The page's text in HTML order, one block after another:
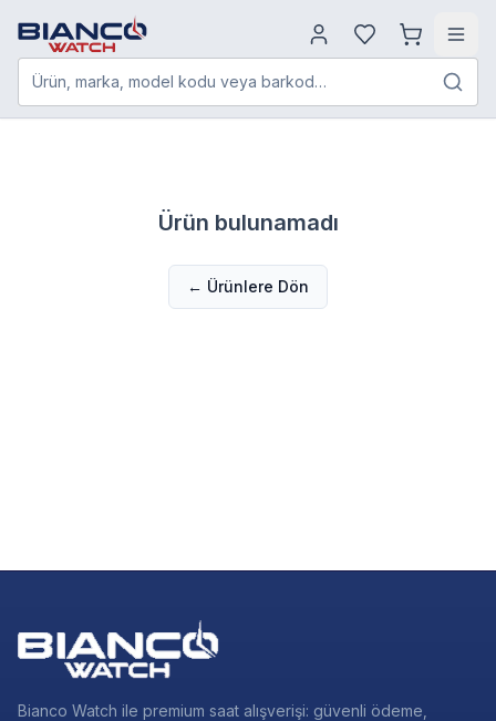
Ürün, marka, model kodu veya barkod…
Ürün bulunamadı
← Ürünlere Dön
Bianco Watch ile premium saat alışverişi: güvenli ödeme,